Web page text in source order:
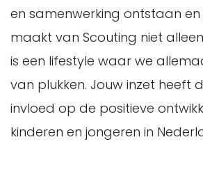
en samenwerking ontstaan en
maakt van Scouting niet
is een lifestyle waar we
van plukken. Jouw inzet heeft
invloed op de positieve
kinderen en jongeren in